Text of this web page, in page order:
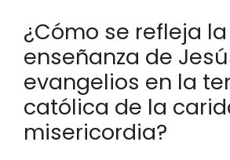
¿Cómo se refleja la
enseñanza de
evangelios en la
católica de la
misericordia?